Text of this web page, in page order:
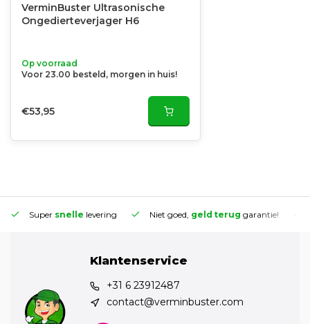
VerminBuster Ultrasonische
Ongedierteverjager H6
Op voorraad
Voor 23.00 besteld, morgen in huis!
€53,95
Super snelle levering Niet goed, geld terug garantie!
Klantenservice
+31 6 23912487
contact@verminbuster.com